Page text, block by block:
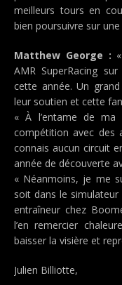
meilleurs tours en
bien poursuivre sur
Matthew George :
AMR SuperRacing
cette année. Un
leur soutien et cette
« À l’entame de ma
compétition avec des
connais aucun circuit
année de découverte
« Néanmoins, je me
soit dans le
entraîneur chez
l’en remercier
baisser la visière et
Julien Billiotte,